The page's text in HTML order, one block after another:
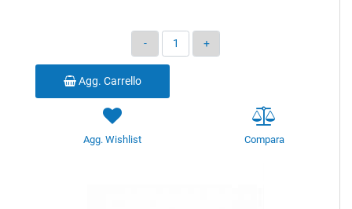
Quantità
Agg. Carrello
Agg. Wishlist Compara